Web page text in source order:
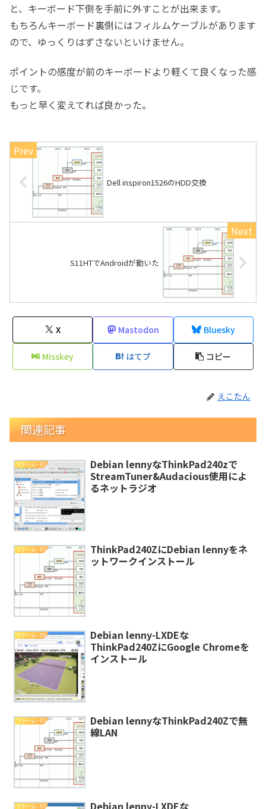
と、キーボード下側を手前に外すことが出来ます。
もちろんキーボード裏側にはフィルムケーブルがあります
ので、ゆっくりはずさないといけません。
ポイントの感度が前のキーボードより軽くて良くなった感
じです。
もっと早く変えてれば良かった。
Dell inspiron1526のHDD交換
S11HTでAndroidが動いた
X Mastodon Bluesky
Misskey はてブ コピー
えこたん
関連記事
ファーム・OS
Debian lennyなThinkPad240zで
StreamTuner&Audacious使用によ
るネットラジオ
ファーム・OS
ThinkPad240ZにDebian lennyをネ
ットワークインストール
ファーム・OS
Debian lenny-LXDEな
ThinkPad240ZにGoogle Chromeを
インストール
ファーム・OS
Debian lennyなThinkPad240Zで無
線LAN
ファーム・OS